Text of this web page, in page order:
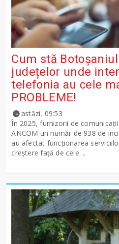
Cum stă
județelor unde
telefonia au cele
PROBLEME!
astăzi, 09:53
În 2025, furnizorii de
ANCOM un număr de 938 de
au afectat funcționarea
creștere față de cele ...